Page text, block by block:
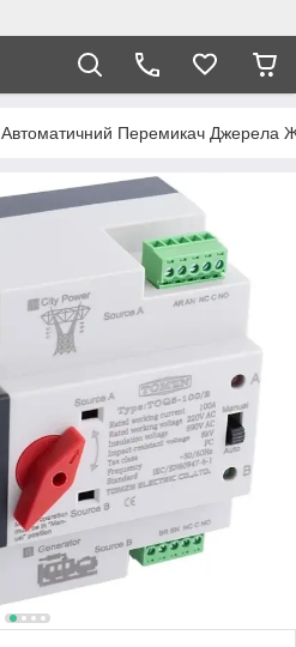
Автоматичний Перемикач Джерела